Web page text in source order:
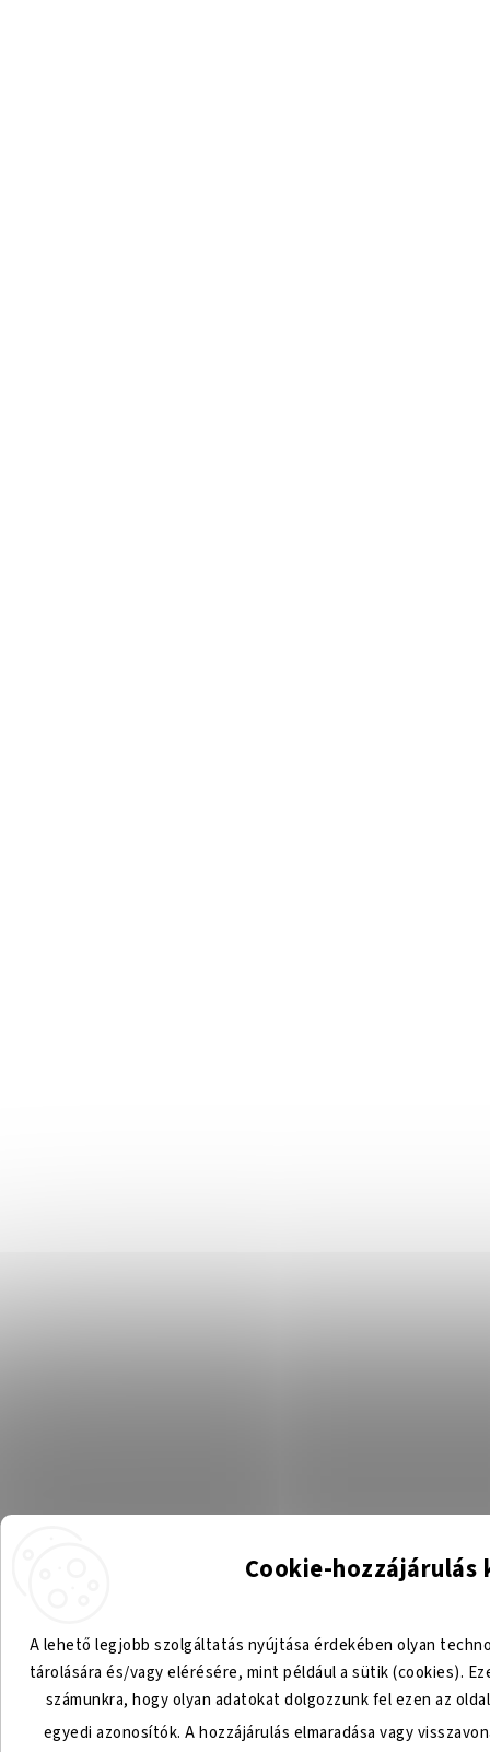
Cookie-hozzájárulás
A lehető legjobb szolgáltatás nyújtása érdekében olyan
tárolására és/vagy elérésére, mint például a sütik (cookies).
számunkra, hogy olyan adatokat dolgozzunk fel ezen az
egyedi azonosítók. A hozzájárulás elmaradása vagy